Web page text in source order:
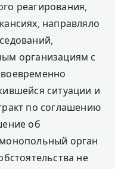
реагирования,
направляло
организациям с
ситуации и
по соглашению
об
орган
не